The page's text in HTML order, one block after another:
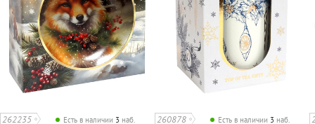
262235 Есть в наличии 3 наб. 260878 Есть в наличии 3 наб.